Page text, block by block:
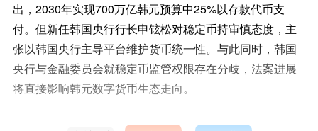
出，2030年实现700万亿韩元预算中25%以存款代币支
付。但新任韩国央行行长申铉松对稳定币持审慎态度，主
张以韩国央行主导平台维护货币统一性。与此同时，韩国
央行与金融委员会就稳定币监管权限存在分歧，法案进展
将直接影响韩元数字货币生态走向。